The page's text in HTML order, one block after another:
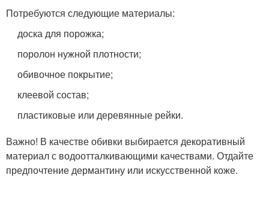
Потребуются следующие материалы:
доска для порожка;
поролон нужной плотности;
обивочное покрытие;
клеевой состав;
пластиковые или деревянные рейки.
Важно! В качестве обивки выбирается декоративный
материал с водоотталкивающими качествами. Отдайте
предпочтение дермантину или искусственной коже.